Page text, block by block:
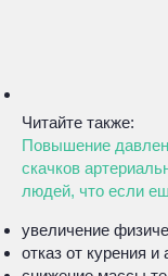
Читайте также:
Повышение
скачков
людей, что если
увеличение
отказ от курения и